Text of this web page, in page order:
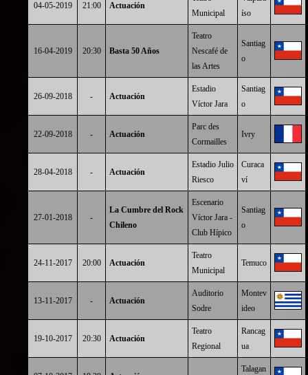
04-05-2019 21:00 Actuación
Municipal
íso
16-04-2019 20:30 Basta 50 Años
Teatro
Nescafé de
las Artes
Santiag
o
26-09-2018 - Actuación
Estadio
Víctor Jara
Santiag
o
22-09-2018 - Actuación
Parc des
Cormailles
Ivry
28-04-2018 - Actuación
Estadio Julio
Riesco
Curaca
ví
27-01-2018 -
La Cumbre del Rock
Chileno
Escenario
Víctor Jara -
Club Hípico
Santiag
o
24-11-2017 20:00 Actuación
Teatro
Municipal
Temuco
13-11-2017 - Actuación
Auditorio
Sodre
Montev
ideo
19-10-2017 20:30 Actuación
Teatro
Regional
Rancag
ua
Talagan